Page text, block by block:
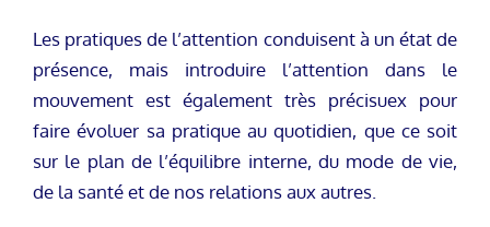
Les pratiques de l’attention conduisent à un état de
présence, mais introduire l’attention dans le
mouvement est également très précisuex pour
faire évoluer sa pratique au quotidien, que ce soit
sur le plan de l’équilibre interne, du mode de vie,
de la santé et de nos relations aux autres.